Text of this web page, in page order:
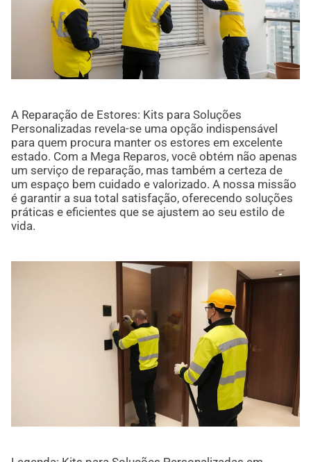
A Reparação de Estores: Kits para Soluções
Personalizadas revela-se uma opção indispensável
para quem procura manter os estores em excelente
estado. Com a Mega Reparos, você obtém não apenas
um serviço de reparação, mas também a certeza de
um espaço bem cuidado e valorizado. A nossa missão
é garantir a sua total satisfação, oferecendo soluções
práticas e eficientes que se ajustem ao seu estilo de
vida.